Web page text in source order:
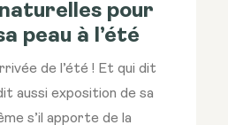
pour
peau à l’été
de l’été ! Et qui dit
aussi exposition de sa
s’il apporte de la